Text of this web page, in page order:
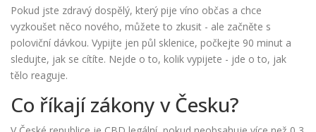
Pokud jste zdravý dospělý, který pije víno občas a chce
vyzkoušet něco nového, můžete to zkusit - ale začněte s
poloviční dávkou. Vypijte jen půl sklenice, počkejte 90 minut a
sledujte, jak se cítíte. Nejde o to, kolik vypijete - jde o to, jak
tělo reaguje.
Co říkají zákony v Česku?